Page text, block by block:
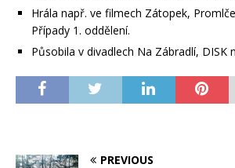
Hrála např. ve filmech Zátopek,
Případy 1. oddělení.
Působila v divadlech Na Zábradlí, DISK
PREVIOUS